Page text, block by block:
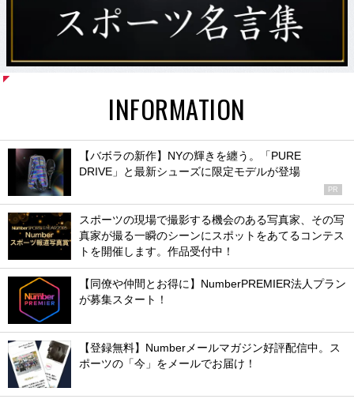
INFORMATION
【バボラの新作】NYの輝きを纏う。「PURE
DRIVE」と最新シューズに限定モデルが登場
PR
スポーツの現場で撮影する機会のある写真家、その写
真家が撮る一瞬のシーンにスポットをあてるコンテス
トを開催します。作品受付中！
【同僚や仲間とお得に】NumberPREMIER法人プラン
が募集スタート！
【登録無料】Numberメールマガジン好評配信中。ス
ポーツの「今」をメールでお届け！